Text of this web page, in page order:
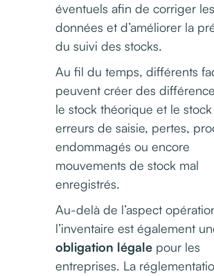
éventuels afin de corriger les
données et d’améliorer la
du suivi des stocks.
Au fil du temps, différents
peuvent créer des
le stock théorique et le
erreurs de saisie, pertes,
endommagés ou encore
mouvements de stock mal
enregistrés.
Au-delà de l’aspect
l’inventaire est également
obligation légale pour les
entreprises. La